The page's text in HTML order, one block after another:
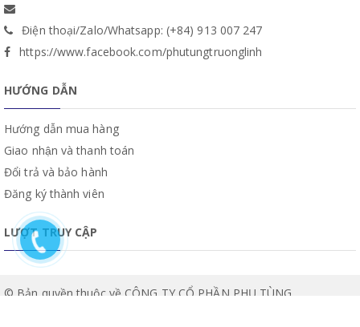
Điện thoại/Zalo/Whatsapp: (+84) 913 007 247
https://www.facebook.com/phutungtruonglinh
HƯỚNG DẪN
Hướng dẫn mua hàng
Giao nhận và thanh toán
Đổi trả và bảo hành
Đăng ký thành viên
LƯỢT TRUY CẬP
© Bản quyền thuộc về CÔNG TY CỔ PHẦN PHỤ TÙNG